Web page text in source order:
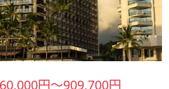
円～909,700円